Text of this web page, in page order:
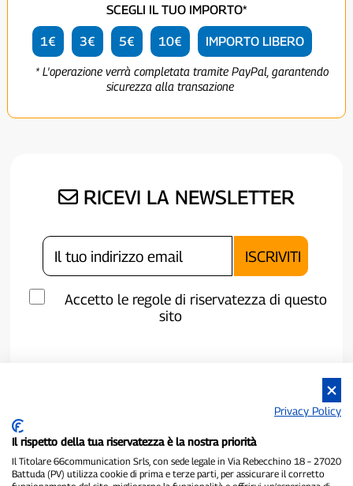
SCEGLI IL TUO IMPORTO*
1€ 3€ 5€ 10€ IMPORTO LIBERO
* L'operazione verrà completata tramite PayPal, garantendo
sicurezza alla transazione
RICEVI LA NEWSLETTER
Accetto le regole di riservatezza di questo
sito
Privacy Policy
Il rispetto della tua riservatezza è la nostra priorità
Il Titolare 66communication Srls, con sede legale in Via Rebecchino 18 – 27020
Battuda (PV) utilizza cookie di prima e terze parti, per assicurare il corretto